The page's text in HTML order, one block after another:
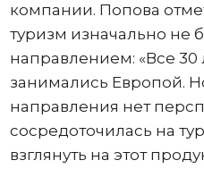
компании. Попова
туризм изначально не
направлением: «Все
занимались Европой.
направления нет
сосредоточилась на
взглянуть на этот